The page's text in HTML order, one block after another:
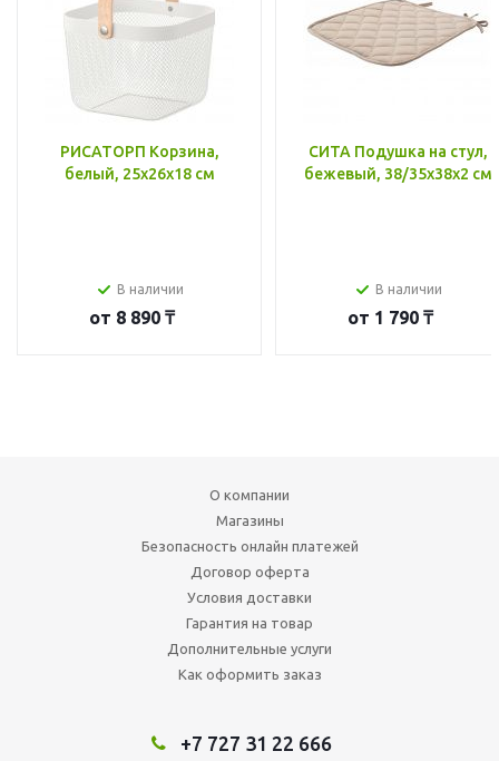
РИСАТОРП Корзина,
белый, 25x26x18 см
В наличии
от 8 890 ₸
СИТА Подушка на стул,
бежевый, 38/35x38x2 см
В наличии
от 1 790 ₸
О компании
Магазины
Безопасность онлайн платежей
Договор оферта
Условия доставки
Гарантия на товар
Дополнительные услуги
Как оформить заказ
+7 727 31 22 666